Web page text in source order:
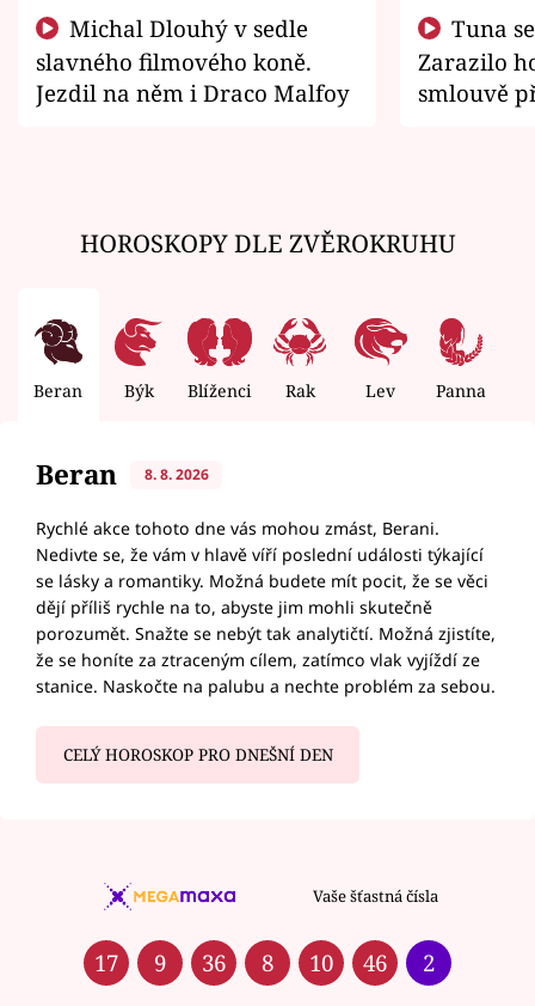
slavného filmového koně.
Jezdil na něm i Draco Malfoy
Zarazilo
smlouvě
HOROSKOPY DLE ZVĚROKRUHU
Beran Býk Blíženci Rak Lev Panna
Beran 8. 8. 2026
Rychlé akce tohoto dne vás mohou zmást, Berani.
Nedivte se, že vám v hlavě víří poslední události týkající
se lásky a romantiky. Možná budete mít pocit, že se věci
dějí příliš rychle na to, abyste jim mohli skutečně
porozumět. Snažte se nebýt tak analytičtí. Možná zjistíte,
že se honíte za ztraceným cílem, zatímco vlak vyjíždí ze
stanice. Naskočte na palubu a nechte problém za sebou.
CELÝ HOROSKOP PRO DNEŠNÍ DEN
Vaše šťastná čísla
17 9 36 8 10 46 2